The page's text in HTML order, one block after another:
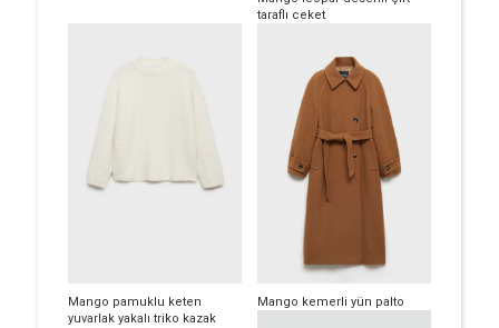
taraflı ceket
Mango pamuklu keten
yuvarlak yakalı triko kazak
Mango kemerli yün palto